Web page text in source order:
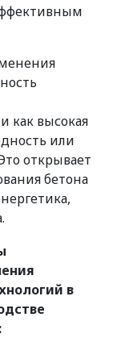
как высокая
или
открывает
бетона
в